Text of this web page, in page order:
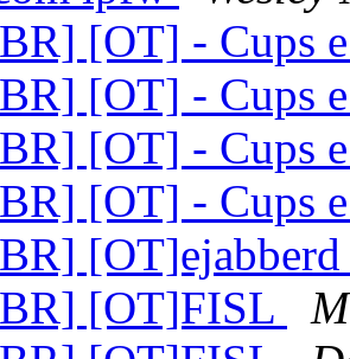
[OT] - Cups
[OT] - Cups
[OT] - Cups
[OT] - Cups
[OT]FISL